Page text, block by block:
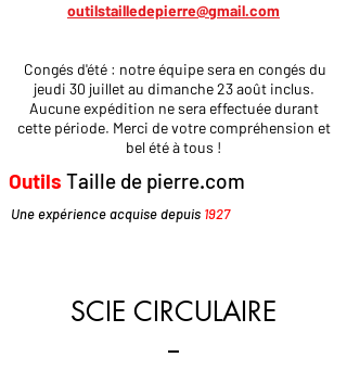
outilstailledepierre@gmail.com
Congés d'été : notre équipe sera en congés du
jeudi 30 juillet au dimanche 23 août inclus.
Aucune expédition ne sera effectuée durant
cette période. Merci de votre compréhension et
bel été à tous !
Outils Taille de pierre.com
Une expérience acquise depuis 1927
SCIE CIRCULAIRE